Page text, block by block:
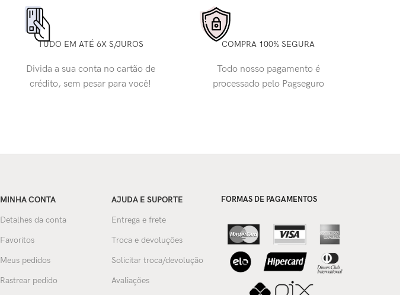
TUDO EM ATÉ 6X S/JUROS
Divida a sua conta no cartão de
crédito, sem pesar para você!
COMPRA 100% SEGURA
Todo nosso pagamento é
processado pelo Pagseguro
MINHA CONTA
Detalhes da conta
Favoritos
Meus pedidos
Rastrear pedido
AJUDA E SUPORTE
Entrega e frete
Troca e devoluções
Solicitar troca/devolução
Avaliações
FORMAS DE PAGAMENTOS